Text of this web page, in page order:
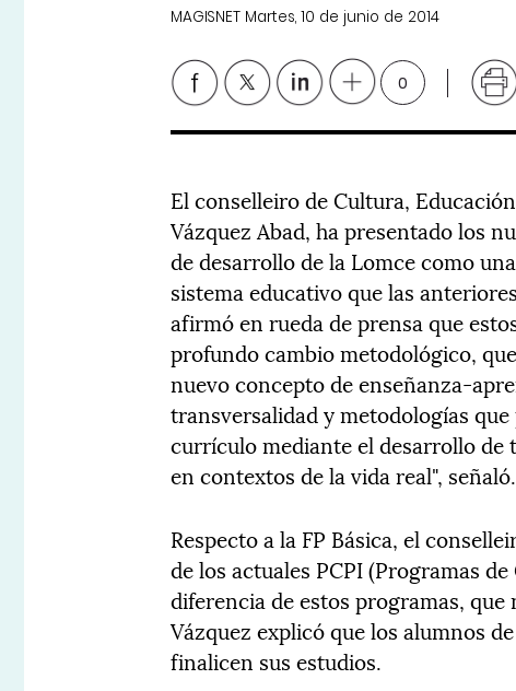
MAGISNET Martes, 10 de junio de 2014
0
El conselleiro de Cultura,
Vázquez Abad, ha presentado los
de desarrollo de la Lomce como
sistema educativo que las
afirmó en rueda de prensa que
profundo cambio metodológico,
nuevo concepto de enseñanza-
transversalidad y metodologías
currículo mediante el desarrollo de
en contextos de la vida real", señaló.
Respecto a la FP Básica, el
de los actuales PCPI (Programas
diferencia de estos programas,
Vázquez explicó que los alumnos
finalicen sus estudios.